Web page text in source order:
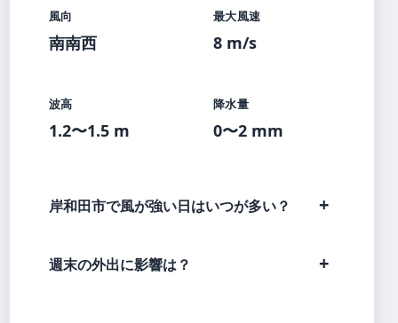
風向
南南西
最大風速
8 m/s
波高
1.2〜1.5 m
降水量
0〜2 mm
岸和田市で風が強い日はいつが多い？
週末の外出に影響は？